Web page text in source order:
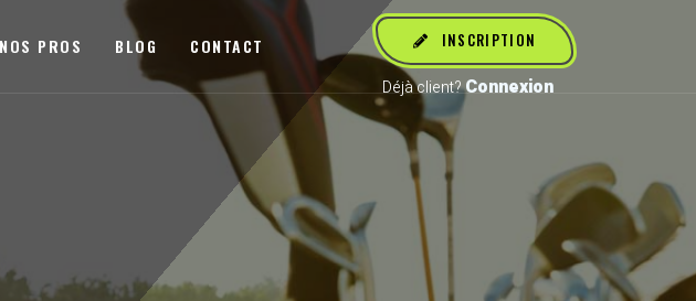
NOS PROS BLOG CONTACT INSCRIPTION
Déjà client?Connexion